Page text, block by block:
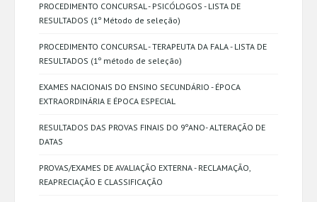
PROCEDIMENTO CONCURSAL - PSICÓLOGOS - LISTA DE
RESULTADOS (1º Método de seleção)
PROCEDIMENTO CONCURSAL - TERAPEUTA DA FALA - LISTA DE
RESULTADOS (1º método de seleção)
EXAMES NACIONAIS DO ENSINO SECUNDÁRIO - ÉPOCA
EXTRAORDINÁRIA E ÉPOCA ESPECIAL
RESULTADOS DAS PROVAS FINAIS DO 9ºANO- ALTERAÇÃO DE
DATAS
PROVAS/EXAMES DE AVALIAÇÃO EXTERNA - RECLAMAÇÃO,
REAPRECIAÇÃO E CLASSIFICAÇÃO